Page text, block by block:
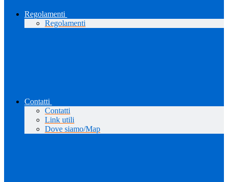
Regolamenti
Regolamenti
Contatti
Contatti
Link utili
Dove siamo/Map